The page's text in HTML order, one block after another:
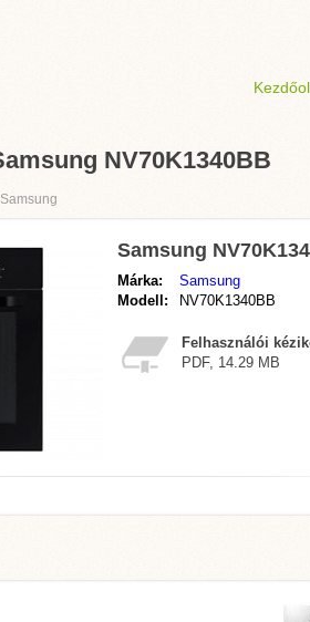
NV70K1340BB
Samsung
Samsung
Márka:
Samsung
Modell:
NV70K1340BB
Felhasználói
PDF, 14.29 MB